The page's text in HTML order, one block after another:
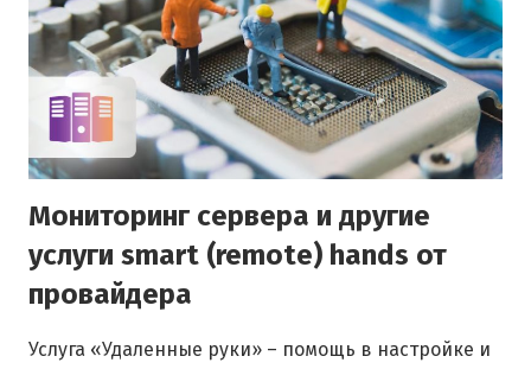
Мониторинг сервера и другие
услуги smart (remote) hands от
провайдера
Услуга «Удаленные руки» – помощь в настройке и